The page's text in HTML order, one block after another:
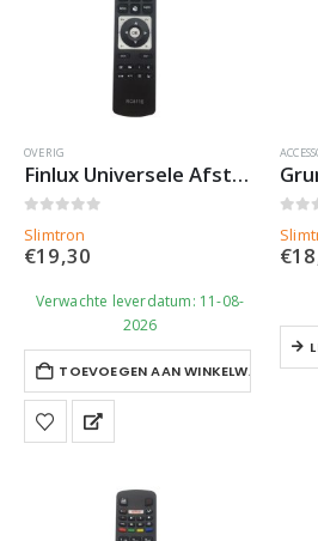
OVERIG
Finlux Universele Afstandsbediening RC5118 – Slimtron Hit-V1
Slimtron
€19,30
Verwachte leverdatum: 11-08-
2026
TOEVOEGEN AAN WINKELWAGEN
€